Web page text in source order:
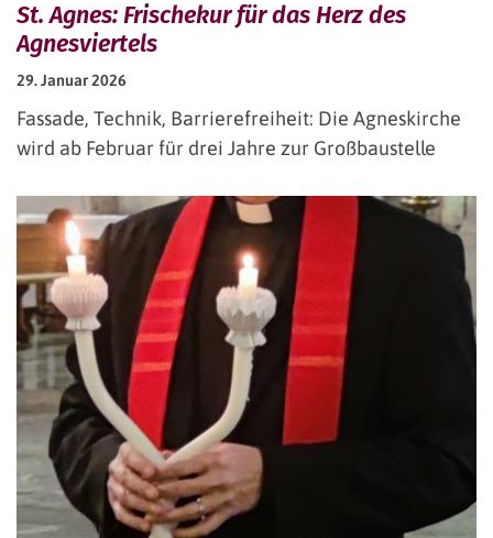
St. Agnes: Frischekur für das Herz des
Agnesviertels
29. Januar 2026
Fassade, Technik, Barrierefreiheit: Die Agneskirche
wird ab Februar für drei Jahre zur Großbaustelle